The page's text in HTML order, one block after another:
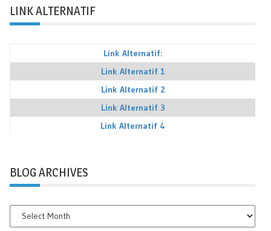
LINK ALTERNATIF
Link Alternatif:
Link Alternatif 1
Link Alternatif 2
Link Alternatif 3
Link Alternatif 4
BLOG ARCHIVES
BLOG
ARCHIVES